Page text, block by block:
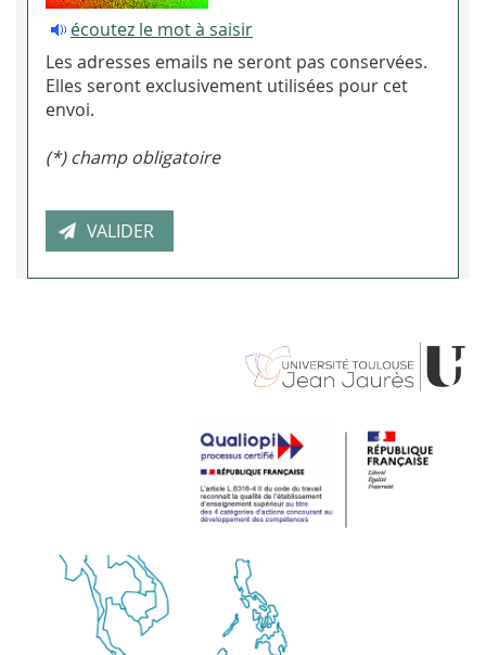
écoutez le mot à saisir
Les adresses emails ne seront pas conservées.
Elles seront exclusivement utilisées pour cet
envoi.
(*) champ obligatoire